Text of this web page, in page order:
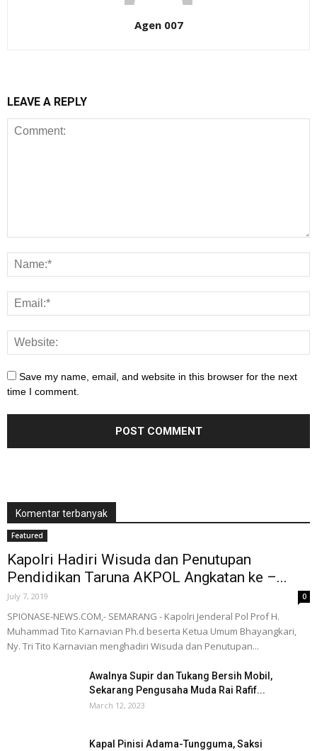
Agen 007
LEAVE A REPLY
Save my name, email, and website in this browser for the next
time I comment.
Komentar terbanyak
Featured
Kapolri Hadiri Wisuda dan Penutupan
Pendidikan Taruna AKPOL Angkatan ke –...
July 7, 2019 0
SPIONASE-NEWS.COM,- SEMARANG - Kapolri Jenderal Pol Prof H.
Muhammad Tito Karnavian Ph.d beserta Ketua Umum Bhayangkari,
Ny. Tri Tito Karnavian menghadiri Wisuda dan Penutupan...
Awalnya Supir dan Tukang Bersih Mobil,
Sekarang Pengusaha Muda Rai Rafif...
March 12, 2023
Kapal Pinisi Adama-Tungguma, Saksi